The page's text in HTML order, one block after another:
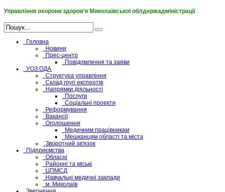
Управління охорони здоров'я Миколаївської облдержадміністрації
Головна
Новини
Прес-центр
Повідомлення та заяви
УОЗ ОДА
Структура управління
Склад груп експертів
Напрямки діяльності
Послуги
Соціальні проекти
Реформування
Вакансії
Оголошення
Медичним працівникам
Мешканцям області та міста
Зворотний зв'язок
Підприємства
Обласні
Районні та міські
ЦПМСД
Навчальні медичні заклади
м. Миколаїв